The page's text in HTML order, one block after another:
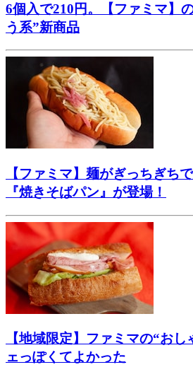
6個入で210円。【ファミマ】
う系”新商品
【ファミマ】麺がぎっちぎち
『焼きそばパン』が登場！
【地域限定】ファミマの“お
ェっぽくてよかった